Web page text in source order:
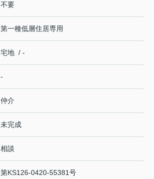
不要
第一種低層住居専用
宅地 / -
-
仲介
未完成
相談
第KS126-0420-55381号